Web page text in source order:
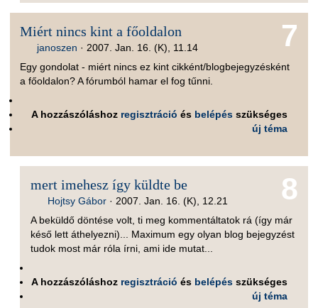
7
Miért nincs kint a főoldalon
janoszen · 2007. Jan. 16. (K), 11.14
Egy gondolat - miért nincs ez kint cikként/blogbejegyzésként
a főoldalon? A fórumból hamar el fog tűnni.
A hozzászóláshoz regisztráció és belépés szükséges
új téma
8
mert imehesz így küldte be
Hojtsy Gábor· 2007. Jan. 16. (K), 12.21
A beküldő döntése volt, ti meg kommentáltatok rá (így már
késő lett áthelyezni)... Maximum egy olyan blog bejegyzést
tudok most már róla írni, ami ide mutat...
A hozzászóláshoz regisztráció és belépés szükséges
új téma